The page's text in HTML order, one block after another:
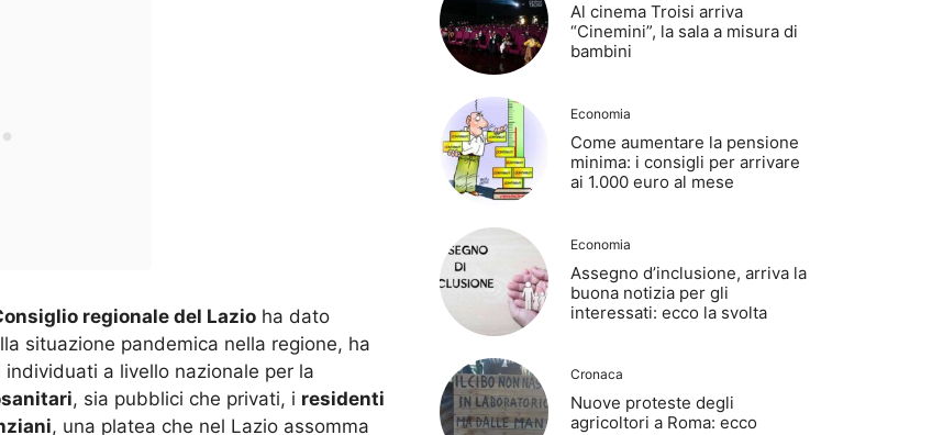
regionale del Lazio ha dato
situazione pandemica nella regione, ha
a livello nazionale per la
, sia pubblici che privati, i residenti
, una platea che nel Lazio assomma
Al cinema Troisi arriva
“Cinemini”, la sala a misura di
bambini
Economia
Come aumentare la pensione
minima: i consigli per arrivare
ai 1.000 euro al mese
Economia
Assegno d’inclusione, arriva la
buona notizia per gli
interessati: ecco la svolta
Cronaca
Nuove proteste degli
agricoltori a Roma: ecco